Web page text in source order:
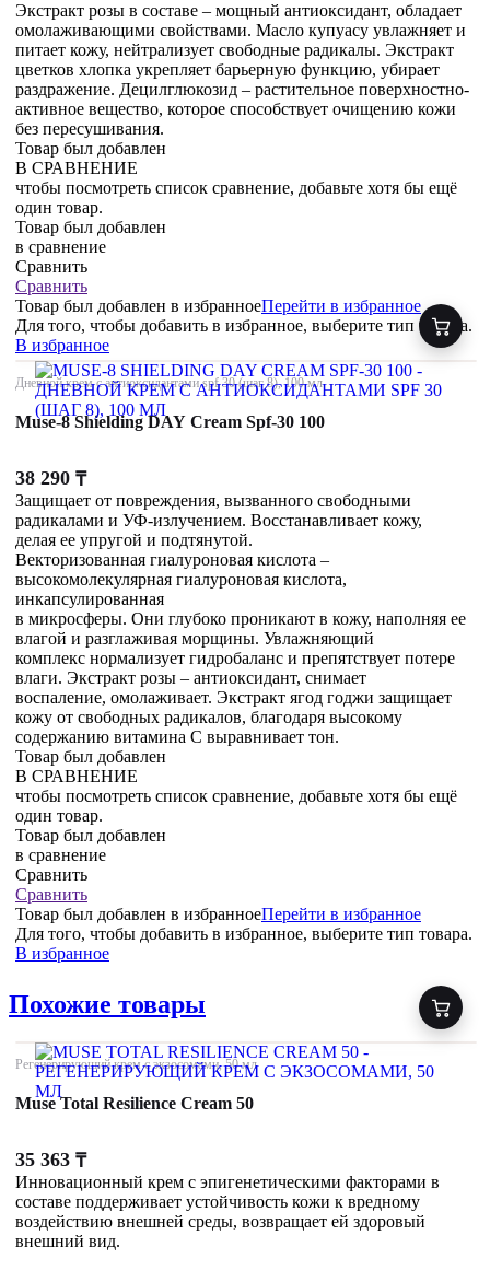
Экстракт розы в составе – мощный антиоксидант, обладает
омолаживающими свойствами. Масло купуасу увлажняет и
питает кожу, нейтрализует свободные радикалы. Экстракт
цветков хлопка укрепляет барьерную функцию, убирает
раздражение. Децилглюкозид – растительное поверхностно-
активное вещество, которое способствует очищению кожи
без пересушивания.
Товар был добавлен
В СРАВНЕНИЕ
чтобы посмотреть список сравнение, добавьте хотя бы ещё
один товар.
Товар был добавлен
в сравнение
Сравнить
Сравнить
Товар был добавлен в избранноеПерейти в избранное
Для того, чтобы добавить в избранное, выберите тип товара.
В избранное
Дневной крем с антиоксидантами spf 30 (шаг 8), 100 мл
Muse-8 Shielding DAY Cream Spf-30 100
38 290 ₸
Защищает от повреждения, вызванного свободными
радикалами и УФ-излучением. Восстанавливает кожу,
делая ее упругой и подтянутой.
Векторизованная гиалуроновая кислота –
высокомолекулярная гиалуроновая кислота,
инкапсулированная
в микросферы. Они глубоко проникают в кожу, наполняя ее
влагой и разглаживая морщины. Увлажняющий
комплекс нормализует гидробаланс и препятствует потере
влаги. Экстракт розы – антиоксидант, снимает
воспаление, омолаживает. Экстракт ягод годжи защищает
кожу от свободных радикалов, благодаря высокому
содержанию витамина С выравнивает тон.
Товар был добавлен
В СРАВНЕНИЕ
чтобы посмотреть список сравнение, добавьте хотя бы ещё
один товар.
Товар был добавлен
в сравнение
Сравнить
Сравнить
Товар был добавлен в избранноеПерейти в избранное
Для того, чтобы добавить в избранное, выберите тип товара.
В избранное
Похожие товары
Регенерирующий крем с экзосомами, 50 мл
Muse Total Resilience Cream 50
35 363 ₸
Инновационный крем с эпигенетическими факторами в
составе поддерживает устойчивость кожи к вредному
воздействию внешней среды, возвращает ей здоровый
внешний вид.